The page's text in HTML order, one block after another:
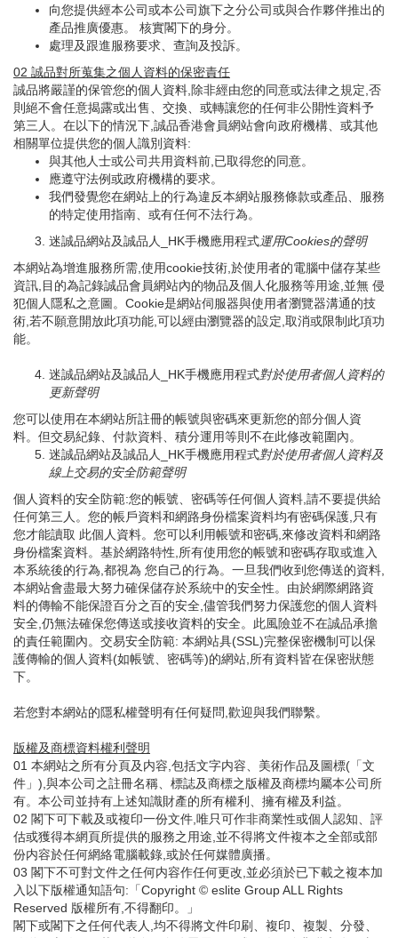
向您提供經本公司或本公司旗下之分公司或與合作夥伴推出的
產品推廣優惠。 核實閣下的身分。
處理及跟進服務要求、查詢及投訴。
02 誠品對所蒐集之個人資料的保密責任
誠品將嚴謹的保管您的個人資料,除非經由您的同意或法律之規定,否
則絕不會任意揭露或出售、交換、或轉讓您的任何非公開性資料予
第三人。在以下的情況下,誠品香港會員網站會向政府機構、或其他
相關單位提供您的個人識別資料:
與其他人士或公司共用資料前,已取得您的同意。
應遵守法例或政府機構的要求。
我們發覺您在網站上的行為違反本網站服務條款或產品、服務
的特定使用指南、或有任何不法行為。
迷誠品網站及誠品人_HK手機應用程式運用Cookies的聲明
本網站為增進服務所需,使用cookie技術,於使用者的電腦中儲存某些
資訊,目的為記錄誠品會員網站內的物品及個人化服務等用途,並無 侵
犯個人隱私之意圖。Cookie是網站伺服器與使用者瀏覽器溝通的技
術,若不願意開放此項功能,可以經由瀏覽器的設定,取消或限制此項功
能。
迷誠品網站及誠品人_HK手機應用程式對於使用者個人資料的
更新聲明
您可以使用在本網站所註冊的帳號與密碼來更新您的部分個人資
料。但交易紀錄、付款資料、積分運用等則不在此修改範圍內。
迷誠品網站及誠品人_HK手機應用程式對於使用者個人資料及
線上交易的安全防範聲明
個人資料的安全防範:您的帳號、密碼等任何個人資料,請不要提供給
任何第三人。您的帳戶資料和網路身份檔案資料均有密碼保護,只有
您才能讀取 此個人資料。您可以利用帳號和密碼,來修改資料和網路
身份檔案資料。基於網路特性,所有使用您的帳號和密碼存取或進入
本系統後的行為,都視為 您自己的行為。一旦我們收到您傳送的資料,
本網站會盡最大努力確保儲存於系統中的安全性。由於網際網路資
料的傳輸不能保證百分之百的安全,儘管我們努力保護您的個人資料
安全,仍無法確保您傳送或接收資料的安全。此風險並不在誠品承擔
的責任範圍內。交易安全防範: 本網站具(SSL)完整保密機制可以保
護傳輸的個人資料(如帳號、密碼等)的網站,所有資料皆在保密狀態
下。
若您對本網站的隱私權聲明有任何疑問,歡迎與我們聯繫。
版權及商標資料權利聲明
01 本網站之所有分頁及内容,包括文字内容、美術作品及圖標(「文
件」),與本公司之註冊名稱、標誌及商標之版權及商標均屬本公司所
有。本公司並持有上述知識財產的所有權利、擁有權及利益。
02 閣下可下載及或複印一份文件,唯只可作非商業性或個人認知、評
估或獲得本網頁所提供的服務之用途,並不得將文件複本之全部或部
份内容於任何網絡電腦載錄,或於任何媒體廣播。
03 閣下不可對文件之任何内容作任何更改,並必須於已下載之複本加
入以下版權通知語句:「Copyright © eslite Group ALL Rights
Reserved 版權所有,不得翻印。」
閣下或閣下之任何代表人,均不得將文件印刷、複印、複製、分發、